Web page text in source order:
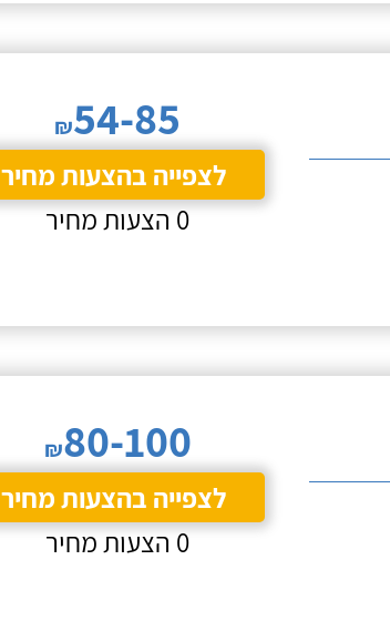
₪54-85
לצפייה בהצעות מחיר
0 הצעות מחיר
₪80-100
לצפייה בהצעות מחיר
0 הצעות מחיר